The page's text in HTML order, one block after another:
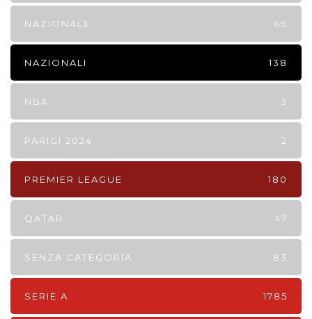
NAZIONALE 69
NAZIONALI 138
NBA 3
PARIGI 2024 2
PREMIER LEAGUE 180
QATAR 47
SENZA CATEGORIA 83
SERIE A 1785